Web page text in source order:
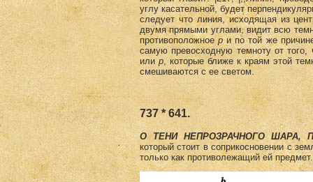
углу касательной, будет
следует что линия, исходящая из
двумя прямыми углами, видит всю
противоположноери по той же
самую превосходную темноту от
или р, которые ближе к краям этой
смешиваются с ее светом.
737 * 641.
О ТЕНИ НЕПРОЗРАЧНОГО ШАРА,
который стоит в соприкосновении с
только как противолежащий ей предмет.